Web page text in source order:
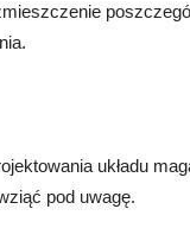
układu
pod uwagę.